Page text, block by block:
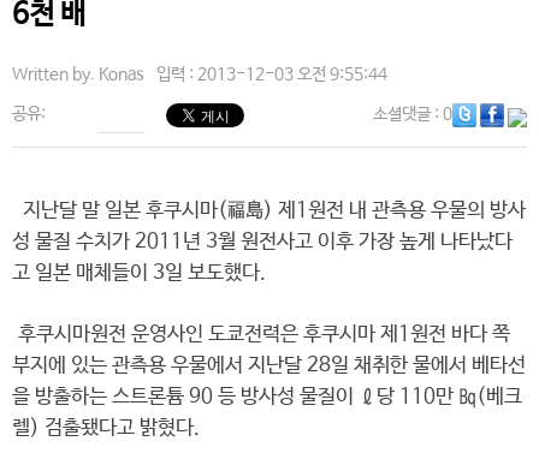
6천 배
Written by. Konas 입력 : 2013-12-03 오전 9:55:44
공유: 소셜댓글: 0
지난달 말 일본 후쿠시마(福島) 제1원전 내 관측용 우물의 방사
성 물질 수치가 2011년 3월 원전사고 이후 가장 높게 나타났다
고 일본 매체들이 3일 보도했다.
후쿠시마원전 운영사인 도쿄전력은 후쿠시마 제1원전 바다 쪽
부지에 있는 관측용 우물에서 지난달 28일 채취한 물에서 베타선
을 방출하는 스트론튬 90 등 방사성 물질이 ℓ당 110만 ㏃(베크
렐) 검출됐다고 밝혔다.